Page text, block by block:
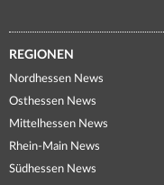
REGIONEN
Nordhessen News
Osthessen News
Mittelhessen News
Rhein-Main News
Südhessen News